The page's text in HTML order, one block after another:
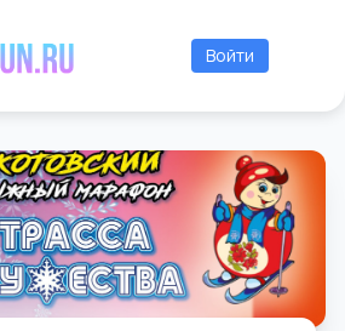
Войти